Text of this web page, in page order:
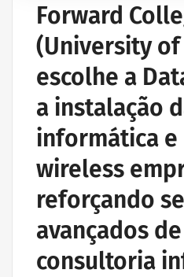
Forward
(University
escolhe a
a instalação
informática e
wireless
reforçando
avançados
consultoria